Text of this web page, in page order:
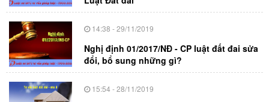
14:38 - 29/11/2019
Nghị định 01/2017/NĐ - CP luật đất đai sửa
đổi, bổ sung những gì?
15:54 - 28/11/2019